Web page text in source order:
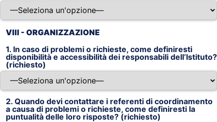
VIII - ORGANIZZAZIONE
1. In caso di problemi o richieste, come definiresti
disponibilità e accessibilità dei responsabili dell’Istituto?
(richiesto)
2. Quando devi contattare i referenti di coordinamento
a causa di problemi o richieste, come definiresti la
puntualità delle loro risposte? (richiesto)